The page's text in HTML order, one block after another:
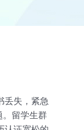
丢失，紧急
留学生群